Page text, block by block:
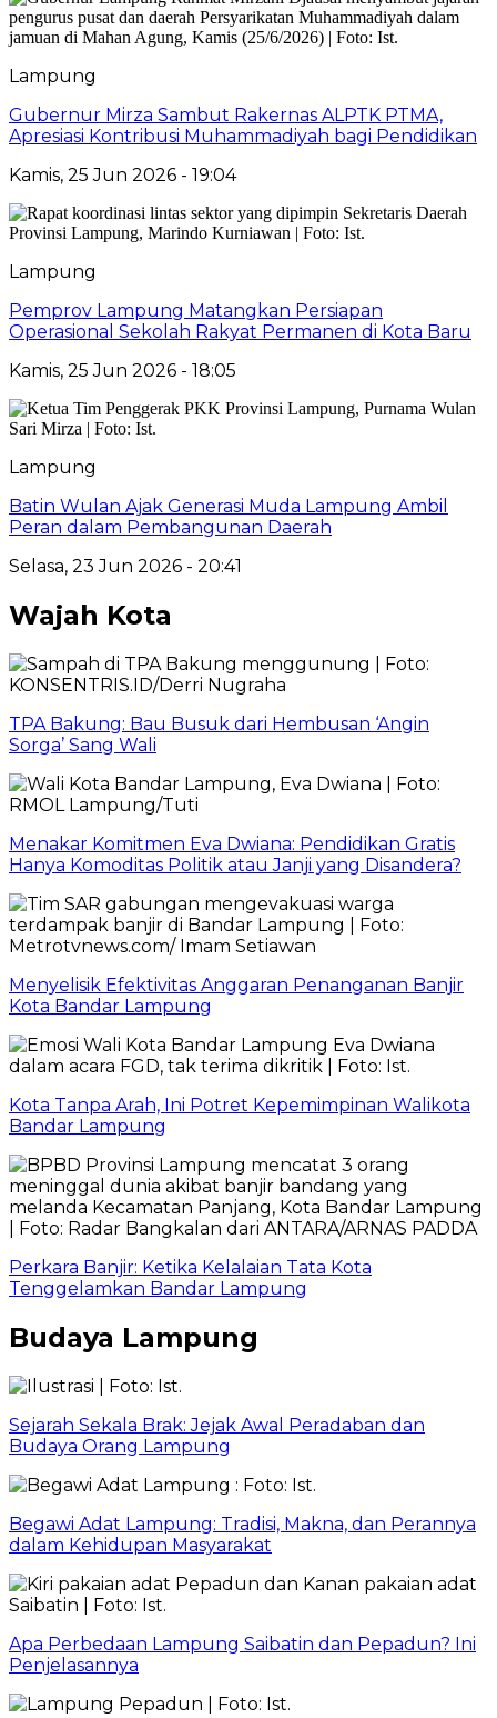
Lampung
Gubernur Mirza Sambut Rakernas ALPTK PTMA,
Apresiasi Kontribusi Muhammadiyah bagi Pendidikan
Kamis, 25 Jun 2026 - 19:04
Lampung
Pemprov Lampung Matangkan Persiapan
Operasional Sekolah Rakyat Permanen di Kota Baru
Kamis, 25 Jun 2026 - 18:05
Lampung
Batin Wulan Ajak Generasi Muda Lampung Ambil
Peran dalam Pembangunan Daerah
Selasa, 23 Jun 2026 - 20:41
Wajah Kota
TPA Bakung: Bau Busuk dari Hembusan ‘Angin
Sorga’ Sang Wali
Menakar Komitmen Eva Dwiana: Pendidikan Gratis
Hanya Komoditas Politik atau Janji yang Disandera?
Menyelisik Efektivitas Anggaran Penanganan Banjir
Kota Bandar Lampung
Kota Tanpa Arah, Ini Potret Kepemimpinan Walikota
Bandar Lampung
Perkara Banjir: Ketika Kelalaian Tata Kota
Tenggelamkan Bandar Lampung
Budaya Lampung
Sejarah Sekala Brak: Jejak Awal Peradaban dan
Budaya Orang Lampung
Begawi Adat Lampung: Tradisi, Makna, dan Perannya
dalam Kehidupan Masyarakat
Apa Perbedaan Lampung Saibatin dan Pepadun? Ini
Penjelasannya